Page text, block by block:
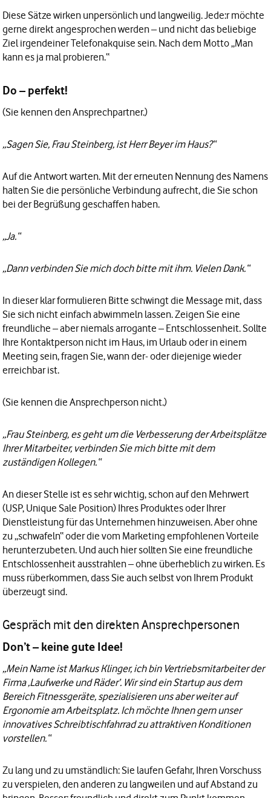
Diese Sätze wirken unpersönlich und langweilig. Jede:r möchte
gerne direkt angesprochen werden – und nicht das beliebige
Ziel irgendeiner Telefonakquise sein. Nach dem Motto „Man
kann es ja mal probieren.“
Do – perfekt!
(Sie kennen den Ansprechpartner.)
„Sagen Sie, Frau Steinberg, ist Herr Beyer im Haus?“
Auf die Antwort warten. Mit der erneuten Nennung des Namens
halten Sie die persönliche Verbindung aufrecht, die Sie schon
bei der Begrüßung geschaffen haben.
„Ja.“
„Dann verbinden Sie mich doch bitte mit ihm. Vielen Dank.“
In dieser klar formulieren Bitte schwingt die Message mit, dass
Sie sich nicht einfach abwimmeln lassen. Zeigen Sie eine
freundliche – aber niemals arrogante – Entschlossenheit. Sollte
Ihre Kontaktperson nicht im Haus, im Urlaub oder in einem
Meeting sein, fragen Sie, wann der- oder diejenige wieder
erreichbar ist.
(Sie kennen die Ansprechperson nicht.)
„Frau Steinberg, es geht um die Verbesserung der Arbeitsplätze
Ihrer Mitarbeiter, verbinden Sie mich bitte mit dem
zuständigen Kollegen.“
An dieser Stelle ist es sehr wichtig, schon auf den Mehrwert
(USP, Unique Sale Position) Ihres Produktes oder Ihrer
Dienstleistung für das Unternehmen hinzuweisen. Aber ohne
zu „schwafeln“ oder die vom Marketing empfohlenen Vorteile
herunterzubeten. Und auch hier sollten Sie eine freundliche
Entschlossenheit ausstrahlen – ohne überheblich zu wirken. Es
muss rüberkommen, dass Sie auch selbst von Ihrem Produkt
überzeugt sind.
Gespräch mit den direkten Ansprechpersonen
Don’t – keine gute Idee!
„Mein Name ist Markus Klinger, ich bin Vertriebsmitarbeiter der
Firma ‚Laufwerke und Räder‘. Wir sind ein Startup aus dem
Bereich Fitnessgeräte, spezialisieren uns aber weiter auf
Ergonomie am Arbeitsplatz. Ich möchte Ihnen gern unser
innovatives Schreibtischfahrrad zu attraktiven Konditionen
vorstellen.“
Zu lang und zu umständlich: Sie laufen Gefahr, Ihren Vorschuss
zu verspielen, den anderen zu langweilen und auf Abstand zu